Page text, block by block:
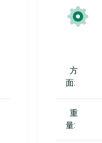
方
面:
重
量: